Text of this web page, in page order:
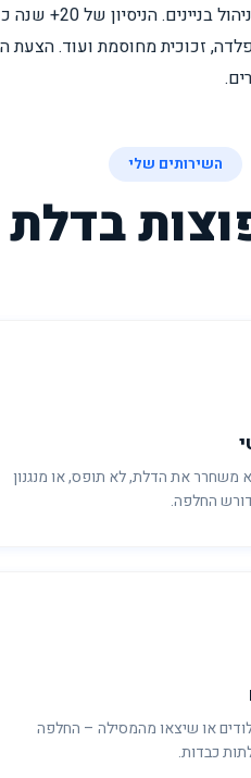
אני, אמנון, נותן שירות
פלדה, זכוכית מחוסמת ועוד.
השירותים שלי
בדלת
משחרר את הדלת, לא תופס, או מנגנון
החלפה.
או שיצאו מהמסילה – החלפה
כבדות.